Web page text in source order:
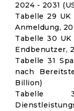
2024 - 2031
Tabelle 29
Anmeldung,
Tabelle 30
Endbenutzer,
Tabelle 31
nach
Billion)